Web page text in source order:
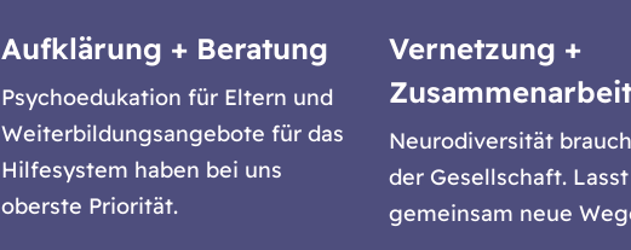
Aufklärung + Beratung
Psychoedukation für Eltern und
Weiterbildungsangebote für das
Hilfesystem haben bei uns
oberste Priorität.
Vernetzung +
Zusammenarbeit
Neurodiversität
der Gesellschaft.
gemeinsam neue